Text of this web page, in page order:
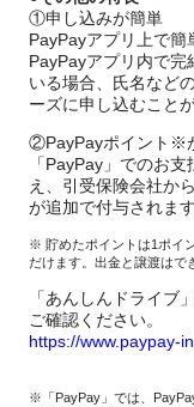
①申し込みが簡単
PayPayアプリ上で簡
PayPayアプリ内で完
いる場合、氏名など
ーズに申し込むこと
②PayPayポイント※
「PayPay」でのお
え、引受保険会社か
が追加で付与されます
※ 貯めたポイントは1ポイ
だけます。出金と譲渡はで
「あんしんドライブ
ご確認ください。
https://www.paypay-
※「PayPay」では、